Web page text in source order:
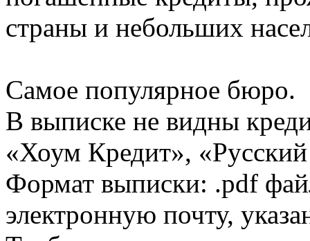
страны и небольших
Самое популярное бюро.
В выписке не видны
«Хоум Кредит»,
Формат выписки: .pdf
электронную почту,